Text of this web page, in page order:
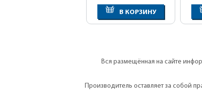
В КОРЗИНУ
Вся размещённая на сайте
Производитель оставляет за собой